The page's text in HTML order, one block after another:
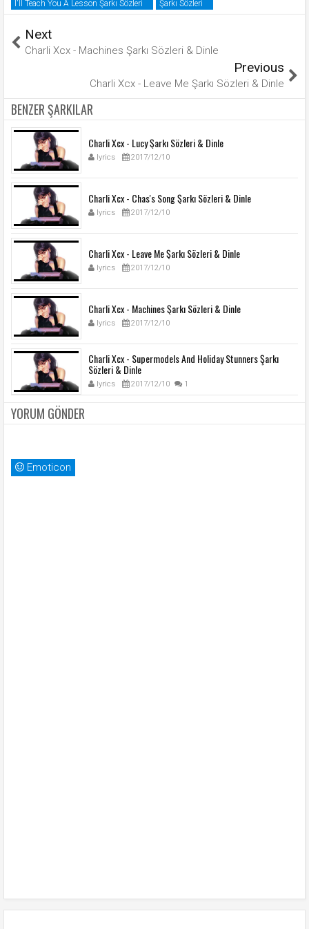
I'll Teach You A Lesson Şarkı Sözleri Şarkı Sözleri
Next
Charli Xcx - Machines Şarkı Sözleri & Dinle
Previous
Charli Xcx - Leave Me Şarkı Sözleri & Dinle
BENZER ŞARKILAR
Charli Xcx - Lucy Şarkı Sözleri & Dinle
lyrics 2017/12/10
Charli Xcx - Chas's Song Şarkı Sözleri & Dinle
lyrics 2017/12/10
Charli Xcx - Leave Me Şarkı Sözleri & Dinle
lyrics 2017/12/10
Charli Xcx - Machines Şarkı Sözleri & Dinle
lyrics 2017/12/10
Charli Xcx - Supermodels And Holiday Stunners Şarkı
Sözleri & Dinle
lyrics 2017/12/10 1
YORUM GÖNDER
Emoticon